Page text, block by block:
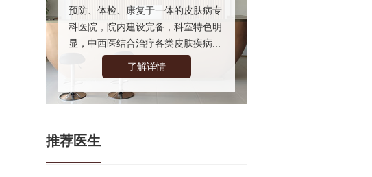
预防、体检、康复于一体的皮肤病专
科医院，院内建设完备，科室特色明
显，中西医结合治疗各类皮肤疾病...
了解详情
推荐医生